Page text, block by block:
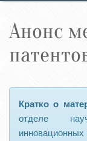
Анонс
Кратко о
отделе